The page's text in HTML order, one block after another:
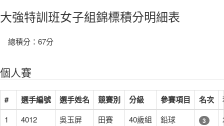
大強特訓班女子組錦標積分明細表
總積分：67分
個人賽
# 選手編號 選手姓名 競賽別 分級 參賽項目 名次
1 4012 吳玉屏 田賽 40歲組 鉛球 3